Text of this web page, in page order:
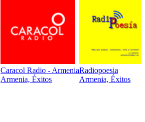
Caracol Radio - Armenia
Armenia, Éxitos
Radiopoesia
Armenia, Éxitos